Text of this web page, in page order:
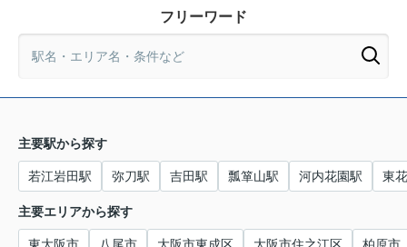
フリーワード
主要駅から探す
若江岩田駅 弥刀駅 吉田駅 瓢箪山駅 河内花園駅 東
主要エリアから探す